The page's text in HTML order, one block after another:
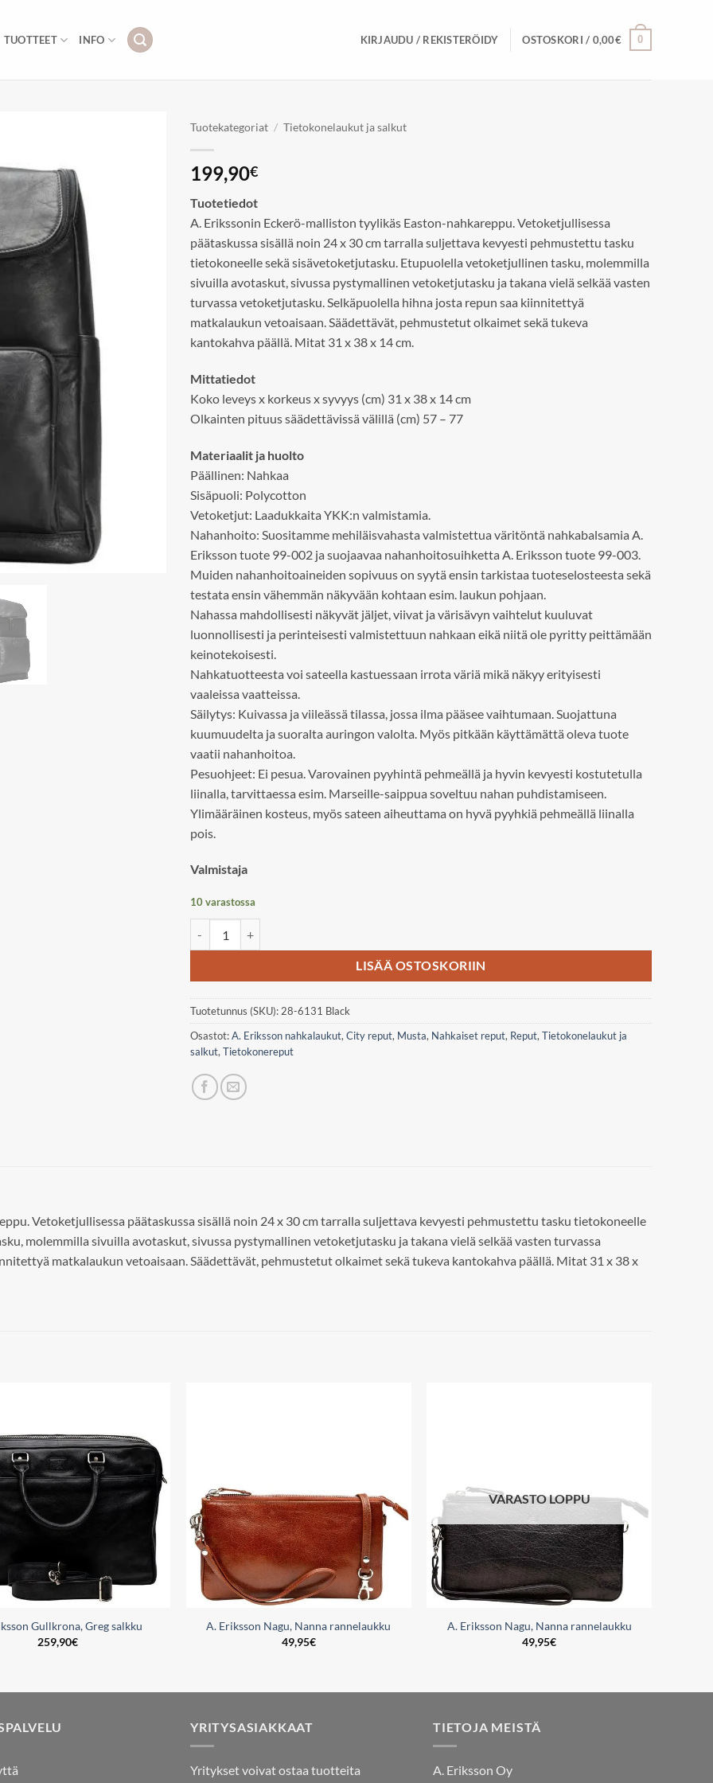
TUOTTEET INFO KIRJAUDU / REKISTERÖIDY OSTOSKORI / 0,00€ 0
Tuotekategoriat / Tietokonelaukut ja salkut
199,90€
Tuotetiedot
A. Erikssonin Eckerö-malliston tyylikäs Easton-nahkareppu. Vetoketjullisessa
päätaskussa sisällä noin 24 x 30 cm tarralla suljettava kevyesti pehmustettu tasku
tietokoneelle sekä sisävetoketjutasku. Etupuolella vetoketjullinen tasku, molemmilla
sivuilla avotaskut, sivussa pystymallinen vetoketjutasku ja takana vielä selkää vasten
turvassa vetoketjutasku. Selkäpuolella hihna josta repun saa kiinnitettyä
matkalaukun vetoaisaan. Säädettävät, pehmustetut olkaimet sekä tukeva
kantokahva päällä. Mitat 31 x 38 x 14 cm.
Mittatiedot
Koko leveys x korkeus x syvyys (cm) 31 x 38 x 14 cm
Olkainten pituus säädettävissä välillä (cm) 57 – 77
Materiaalit ja huolto
Päällinen: Nahkaa
Sisäpuoli: Polycotton
Vetoketjut: Laadukkaita YKK:n valmistamia.
Nahanhoito: Suositamme mehiläisvahasta valmistettua väritöntä nahkabalsamia A.
Eriksson tuote 99-002 ja suojaavaa nahanhoitosuihketta A. Eriksson tuote 99-003.
Muiden nahanhoitoaineiden sopivuus on syytä ensin tarkistaa tuoteselosteesta sekä
testata ensin vähemmän näkyvään kohtaan esim. laukun pohjaan.
Nahassa mahdollisesti näkyvät jäljet, viivat ja värisävyn vaihtelut kuuluvat
luonnollisesti ja perinteisesti valmistettuun nahkaan eikä niitä ole pyritty peittämään
keinotekoisesti.
Nahkatuotteesta voi sateella kastuessaan irrota väriä mikä näkyy erityisesti
vaaleissa vaatteissa.
Säilytys: Kuivassa ja viileässä tilassa, jossa ilma pääsee vaihtumaan. Suojattuna
kuumuudelta ja suoralta auringon valolta. Myös pitkään käyttämättä oleva tuote
vaatii nahanhoitoa.
Pesuohjeet: Ei pesua. Varovainen pyyhintä pehmeällä ja hyvin kevyesti kostutetulla
liinalla, tarvittaessa esim. Marseille-saippua soveltuu nahan puhdistamiseen.
Ylimääräinen kosteus, myös sateen aiheuttama on hyvä pyyhkiä pehmeällä liinalla
pois.
Valmistaja
10 varastossa
LISÄÄ OSTOSKORIIN
Tuotetunnus (SKU): 28-6131 Black
Osastot:A. Eriksson nahkalaukut, City reput, Musta, Nahkaiset reput, Reput, Tietokonelaukut ja
salkut, Tietokonereput
Vetoketjullisessa päätaskussa sisällä noin 24 x 30 cm tarralla suljettava kevyesti pehmustettu tasku tietokoneelle
molemmilla sivuilla avotaskut, sivussa pystymallinen vetoketjutasku ja takana vielä selkää vasten turvassa
matkalaukun vetoaisaan. Säädettävät, pehmustetut olkaimet sekä tukeva kantokahva päällä. Mitat 31 x 38 x
wishlist
Gullkrona, Greg salkku
259,90€
A. Eriksson Nagu, Nanna rannelaukku
49,95€
VARASTO LOPPU
A. Eriksson Nagu, Nanna rannelaukku
49,95€
YRITYSASIAKKAAT
Yritykset voivat ostaa tuotteita
TIETOJA MEISTÄ
A. Eriksson Oy